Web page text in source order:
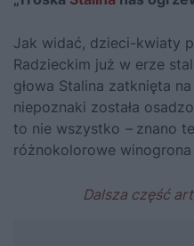
Jak widać, dzieci-kwiaty
Radzieckim już w erze
głowa Stalina zatknięta
niepoznaki została
to nie wszystko –znano
różnokolorowe